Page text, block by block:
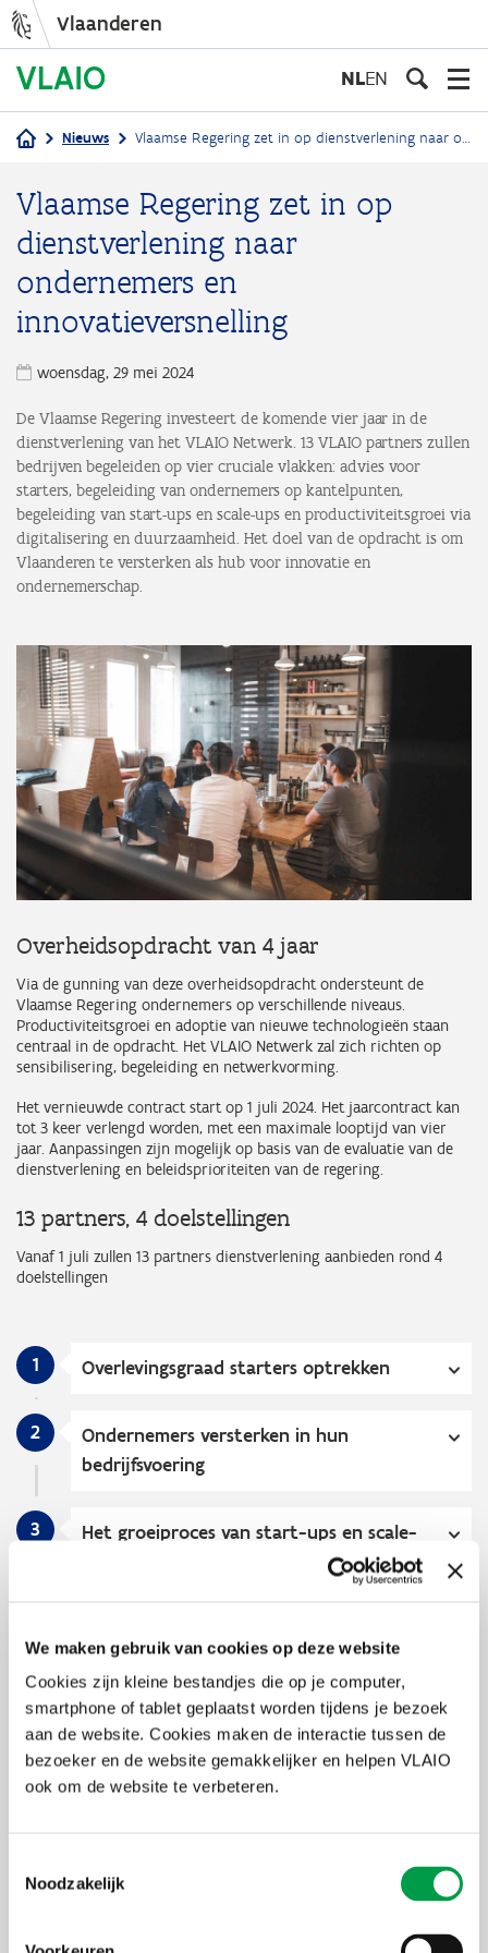
We maken gebruik van cookies op deze website
Cookies zijn kleine bestandjes die op je computer,
smartphone of tablet geplaatst worden tijdens je bezoek
aan de website. Cookies maken de interactie tussen de
bezoeker en de website gemakkelijker en helpen VLAIO
ook om de website te verbeteren.
Noodzakelijk
inhoud
Vlaanderen
NLEN
Nieuws Vlaamse Regering zet in op dienstverlening naar ondernemers en innovatieversnelling
Vlaamse Regering zet in op
dienstverlening naar
ondernemers en
innovatieversnelling
woensdag, 29 mei 2024
De Vlaamse Regering investeert de komende vier jaar in de
dienstverlening van het VLAIO Netwerk. 13 VLAIO partners zullen
bedrijven begeleiden op vier cruciale vlakken: advies voor
starters, begeleiding van ondernemers op kantelpunten,
begeleiding van start-ups en scale-ups en productiviteitsgroei via
digitalisering en duurzaamheid. Het doel van de opdracht is om
Vlaanderen te versterken als hub voor innovatie en
ondernemerschap.
Overheidsopdracht van 4 jaar
Via de gunning van deze overheidsopdracht ondersteunt de
Vlaamse Regering ondernemers op verschillende niveaus.
Productiviteitsgroei en adoptie van nieuwe technologieën staan
centraal in de opdracht. Het VLAIO Netwerk zal zich richten op
sensibilisering, begeleiding en netwerkvorming.
Het vernieuwde contract start op 1 juli 2024. Het jaarcontract kan
tot 3 keer verlengd worden, met een maximale looptijd van vier
jaar. Aanpassingen zijn mogelijk op basis van de evaluatie van de
dienstverlening en beleidsprioriteiten van de regering.
13 partners, 4 doelstellingen
Vanaf 1 juli zullen 13 partners dienstverlening aanbieden rond 4
doelstellingen
1 Overlevingsgraad starters optrekken
2
Ondernemers versterken in hun
bedrijfsvoering
3
Het groeiproces van start-ups en scale-
stimuleren via de Twin Transition
duurzaamheid en digitalisering
Effecten
innovatieve, toekomstbestendige economie te bevorderen. De
dienstverlening zal ook direct effect hebben op de deelnemers:
van hun project. De verstrekte adviezen geven een inzicht of